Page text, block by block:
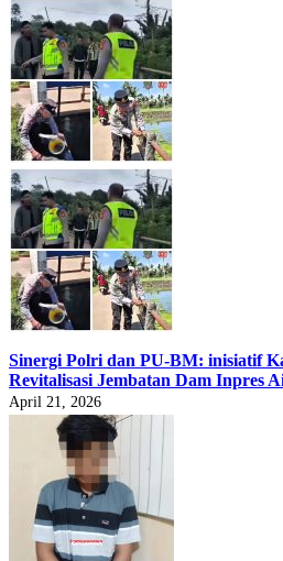
Sinergi Polri dan PU-BM: inisiatif
Revitalisasi Jembatan Dam Inpres
April 21, 2026